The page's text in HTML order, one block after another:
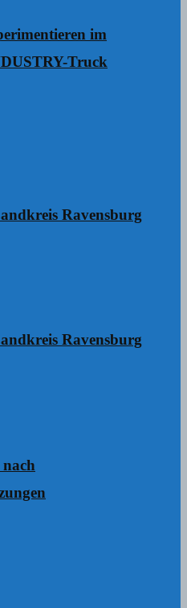
im
Truck
Ravensburg
Ravensburg